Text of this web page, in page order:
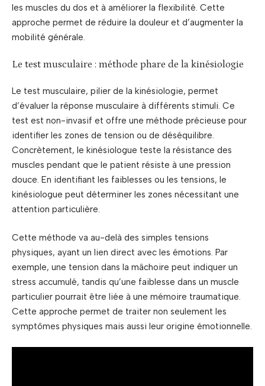
les muscles du dos et à améliorer la flexibilité. Cette
approche permet de réduire la douleur et d’augmenter la
mobilité générale.
Le test musculaire : méthode phare de la kinésiologie
Le test musculaire, pilier de la kinésiologie, permet
d’évaluer la réponse musculaire à différents stimuli. Ce
test est non-invasif et offre une méthode précieuse pour
identifier les zones de tension ou de déséquilibre.
Concrètement, le kinésiologue teste la résistance des
muscles pendant que le patient résiste à une pression
douce. En identifiant les faiblesses ou les tensions, le
kinésiologue peut déterminer les zones nécessitant une
attention particulière.
Cette méthode va au-delà des simples tensions
physiques, ayant un lien direct avec les émotions. Par
exemple, une tension dans la mâchoire peut indiquer un
stress accumulé, tandis qu’une faiblesse dans un muscle
particulier pourrait être liée à une mémoire traumatique.
Cette approche permet de traiter non seulement les
symptômes physiques mais aussi leur origine émotionnelle.